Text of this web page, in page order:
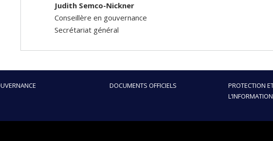
Judith Semco-Nickner
Conseillère en gouvernance
Secrétariat général
DOCUMENTS OFFICIELS
PROTECTION
L’INFORMATION